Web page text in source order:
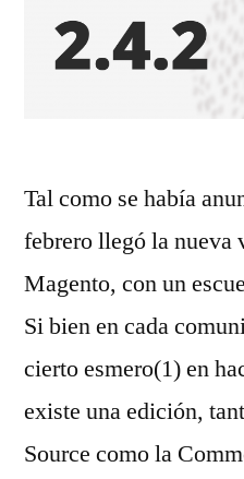
Tal como se había
febrero llegó la nueva
Magento, con un
Si bien en cada
cierto esmero(1) en
existe una edición,
Source como la